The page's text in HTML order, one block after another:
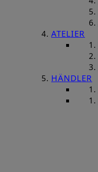
ATELIER
HÄNDLER